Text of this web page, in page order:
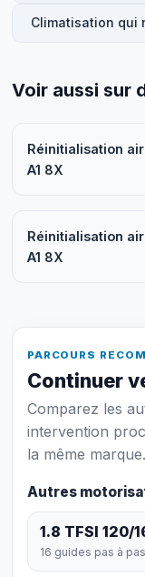
Climatisation qui
Voir aussi sur
Réinitialisation
A1 8X
Réinitialisation
A1 8X
PARCOURS
Continuer
Comparez les
intervention
la même marque.
Autres
1.8 TFSI 120/
16 guides pas à pas